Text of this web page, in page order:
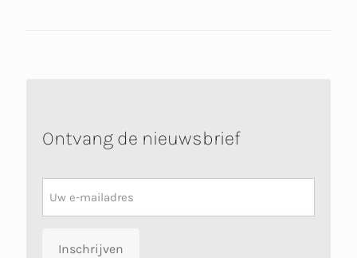
Ontvang de nieuwsbrief
Inschrijven